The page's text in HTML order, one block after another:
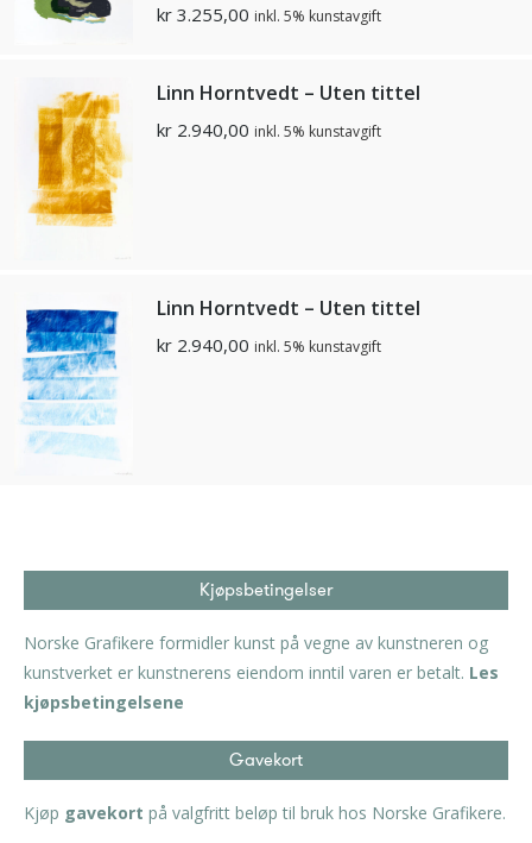
kr 3.255,00 inkl. 5% kunstavgift
Linn Horntvedt – Uten tittel
kr 2.940,00 inkl. 5% kunstavgift
Linn Horntvedt – Uten tittel
kr 2.940,00 inkl. 5% kunstavgift
Kjøpsbetingelser
Norske Grafikere formidler kunst på vegne av kunstneren og
kunstverket er kunstnerens eiendom inntil varen er betalt. Les
kjøpsbetingelsene
Gavekort
Kjøp gavekort på valgfritt beløp til bruk hos Norske Grafikere.